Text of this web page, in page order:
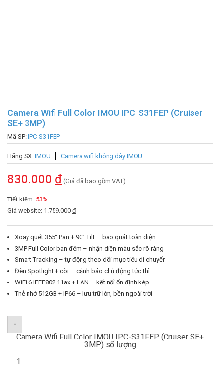
Camera Wifi Full Color IMOU IPC-S31FEP (Cruiser
SE+ 3MP)
Mã SP: IPC-S31FEP
Hãng SX: IMOU Camera wifi không dây IMOU
830.000 đ (Giá đã bao gồm VAT)
Tiết kiệm: 53%
Giá website: 1.759.000 đ
Xoay quét 355° Pan + 90° Tilt – bao quát toàn diện
3MP Full Color ban đêm – nhận diện màu sắc rõ ràng
Smart Tracking – tự động theo dõi mục tiêu di chuyển
Đèn Spotlight + còi – cảnh báo chủ động tức thì
WiFi 6 IEEE802.11ax + LAN – kết nối ổn định kép
Thẻ nhớ 512GB + IP66 – lưu trữ lớn, bền ngoài trời
-
Camera Wifi Full Color IMOU IPC-S31FEP (Cruiser SE+
3MP) số lượng